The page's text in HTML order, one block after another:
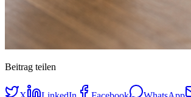
Beitrag teilen